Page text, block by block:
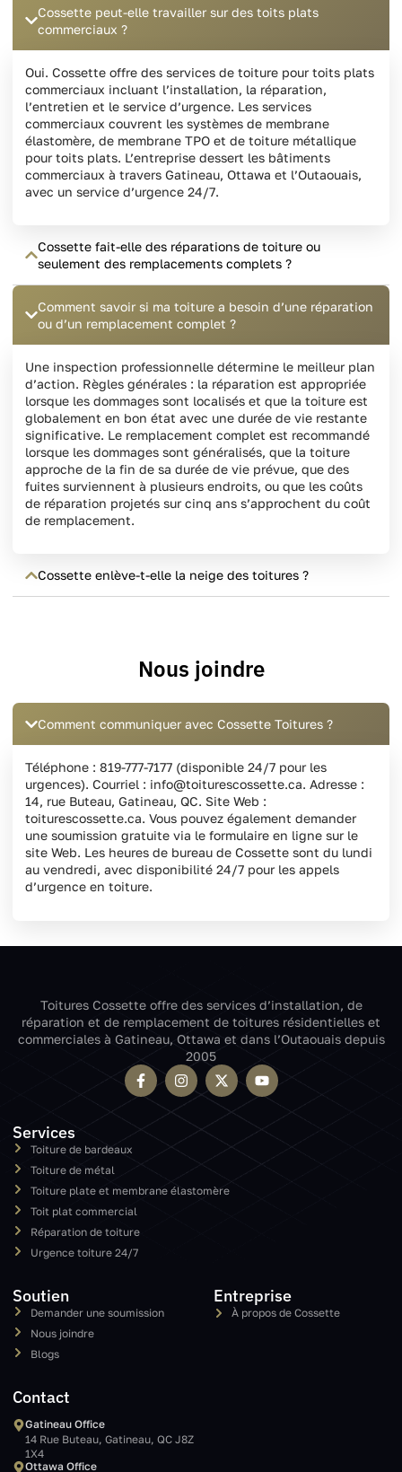
Cossette peut-elle travailler sur des toits plats
commerciaux ?
Oui. Cossette offre des services de toiture pour toits plats
commerciaux incluant l’installation, la réparation,
l’entretien et le service d’urgence. Les services
commerciaux couvrent les systèmes de membrane
élastomère, de membrane TPO et de toiture métallique
pour toits plats. L’entreprise dessert les bâtiments
commerciaux à travers Gatineau, Ottawa et l’Outaouais,
avec un service d’urgence 24/7.
Cossette fait-elle des réparations de toiture ou
seulement des remplacements complets ?
Comment savoir si ma toiture a besoin d’une réparation
ou d’un remplacement complet ?
Une inspection professionnelle détermine le meilleur plan
d’action. Règles générales : la réparation est appropriée
lorsque les dommages sont localisés et que la toiture est
globalement en bon état avec une durée de vie restante
significative. Le remplacement complet est recommandé
lorsque les dommages sont généralisés, que la toiture
approche de la fin de sa durée de vie prévue, que des
fuites surviennent à plusieurs endroits, ou que les coûts
de réparation projetés sur cinq ans s’approchent du coût
de remplacement.
Cossette enlève-t-elle la neige des toitures ?
Nous joindre
Comment communiquer avec Cossette Toitures ?
Téléphone : 819-777-7177 (disponible 24/7 pour les
urgences). Courriel : info@toiturescossette.ca. Adresse :
14, rue Buteau, Gatineau, QC. Site Web :
toiturescossette.ca. Vous pouvez également demander
une soumission gratuite via le formulaire en ligne sur le
site Web. Les heures de bureau de Cossette sont du lundi
au vendredi, avec disponibilité 24/7 pour les appels
d’urgence en toiture.
Toitures Cossette offre des services d’installation, de
réparation et de remplacement de toitures résidentielles et
commerciales à Gatineau, Ottawa et dans l’Outaouais depuis
2005
Services
Toiture de bardeaux
Toiture de métal
Toiture plate et membrane élastomère
Toit plat commercial
Réparation de toiture
Urgence toiture 24/7
Soutien
Demander une soumission
Nous joindre
Blogs
Entreprise
À propos de Cossette
Contact
Gatineau Office
14 Rue Buteau, Gatineau, QC J8Z
1X4
Ottawa Office